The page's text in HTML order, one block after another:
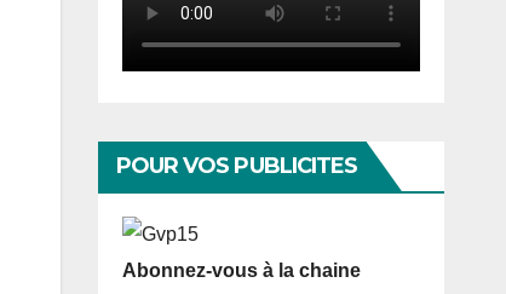
POUR VOS PUBLICITES
Abonnez-vous à la chaine